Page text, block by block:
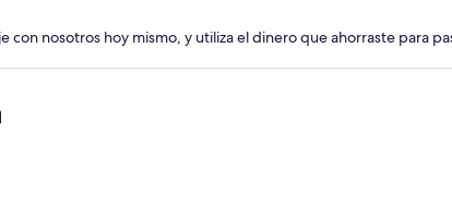
con nosotros hoy mismo, y utiliza el dinero que ahorraste para